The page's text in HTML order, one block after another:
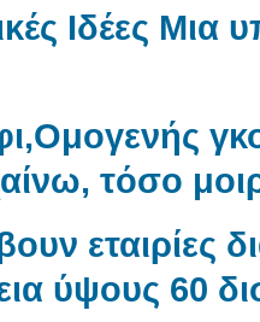
Ιδέες Μια
τόσο
εταιρίες
ύψους 60